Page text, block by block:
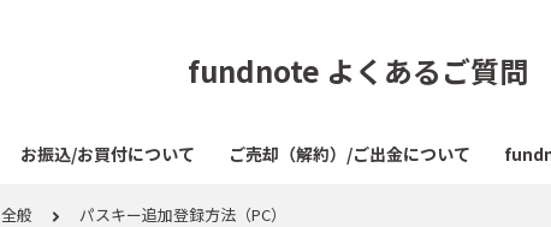
fundnote よくあるご質問
お振込/お買付について ご売却（解約）/ご出金について
全般 パスキー追加登録方法（PC）